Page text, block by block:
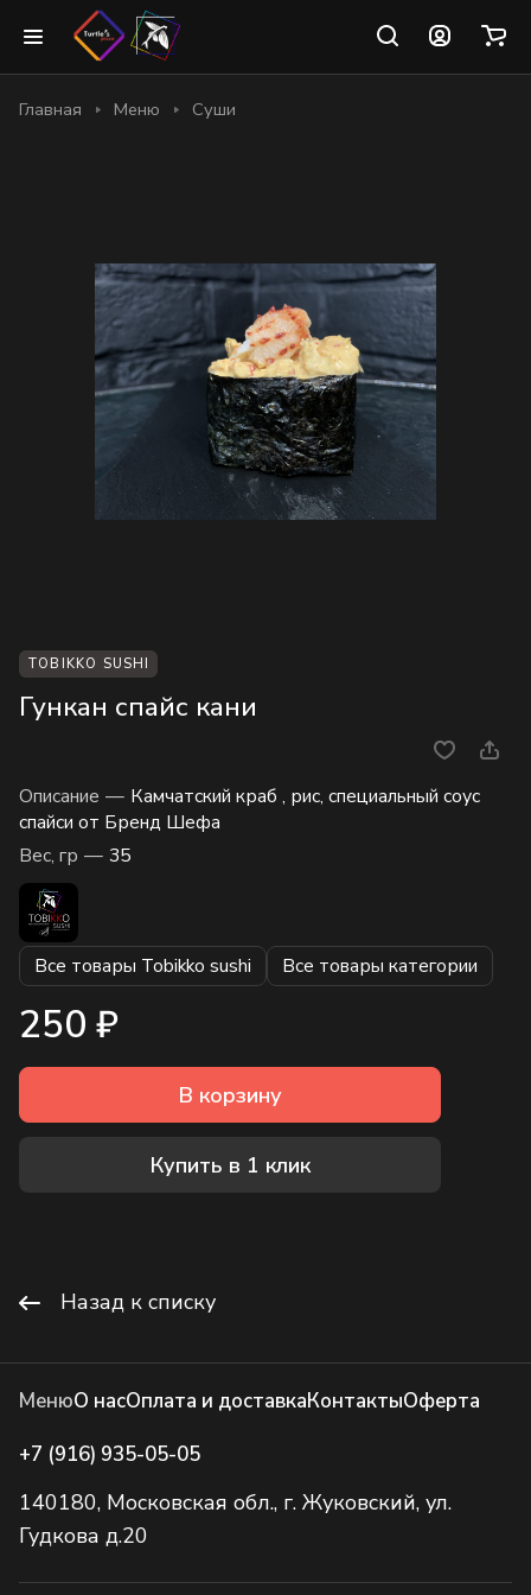
Главная Меню Суши
TOBIKKO SUSHI
Гункан спайс кани
Описание — Камчатский краб , рис, специальный соус
спайси от Бренд Шефа
Вес, гр — 35
Все товары Tobikko sushi Все товары категории
250 ₽
В корзину
Купить в 1 клик
Назад к списку
МенюО насОплата и доставкаКонтактыОферта
+7 (916) 935-05-05
140180, Московская обл., г. Жуковский, ул.
Гудкова д.20